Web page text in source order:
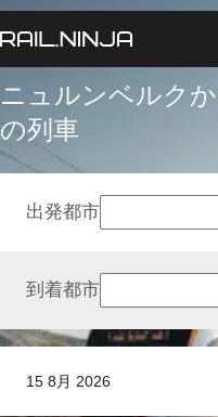
ニュルンベルク
の列車
15 8月 2026
出発都市
到着都市